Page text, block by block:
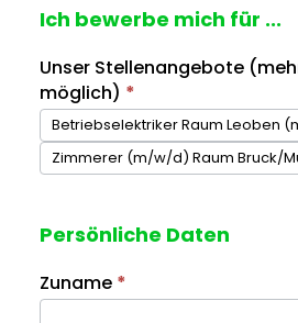
Bewerber
Ich bewerbe mich für ...
Unser Stellenangebote
möglich) *
Betriebselektriker Raum Leoben
Zimmerer (m/w/d) Raum Bruck/
Persönliche Daten
Zuname *